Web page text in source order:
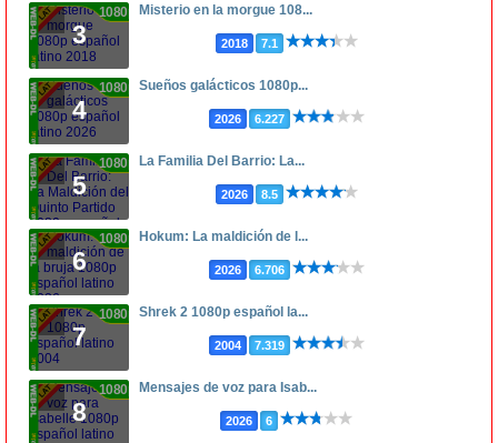
3
1080p Misterio en la morgue 108...
2018 7.1
4
1080p Sueños galácticos 1080p...
2026 6.227
5
1080p La Familia Del Barrio: La...
2026 8.5
6
1080p Hokum: La maldición de l...
2026 6.706
7
1080p Shrek 2 1080p español la...
2004 7.319
8
1080p Mensajes de voz para Isab...
2026 6